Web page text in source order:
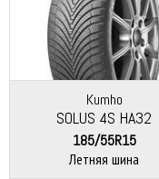
Kumho
SOLUS 4S HA32
185/55R15
Летняя шина